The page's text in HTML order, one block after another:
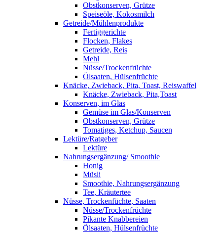
Obstkonserven, Grütze
Speiseöle, Kokosmilch
Getreide/Mühlenprodukte
Fertiggerichte
Flocken, Flakes
Getreide, Reis
Mehl
Nüsse/Trockenfrüchte
Ölsaaten, Hülsenfrüchte
Knäcke, Zwieback, Pita, Toast, Reiswaffel
Knäcke, Zwieback, Pita,Toast
Konserven, im Glas
Gemüse im Glas/Konserven
Obstkonserven, Grütze
Tomatiges, Ketchup, Saucen
Lektüre/Ratgeber
Lektüre
Nahrungsergänzung/ Smoothie
Honig
Müsli
Smoothie, Nahrungsergänzung
Tee, Kräutertee
Nüsse, Trockenfüchte, Saaten
Nüsse/Trockenfrüchte
Pikante Knabbereien
Ölsaaten, Hülsenfrüchte